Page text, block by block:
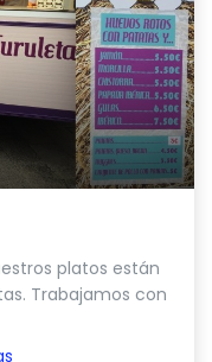
platos están
Trabajamos con